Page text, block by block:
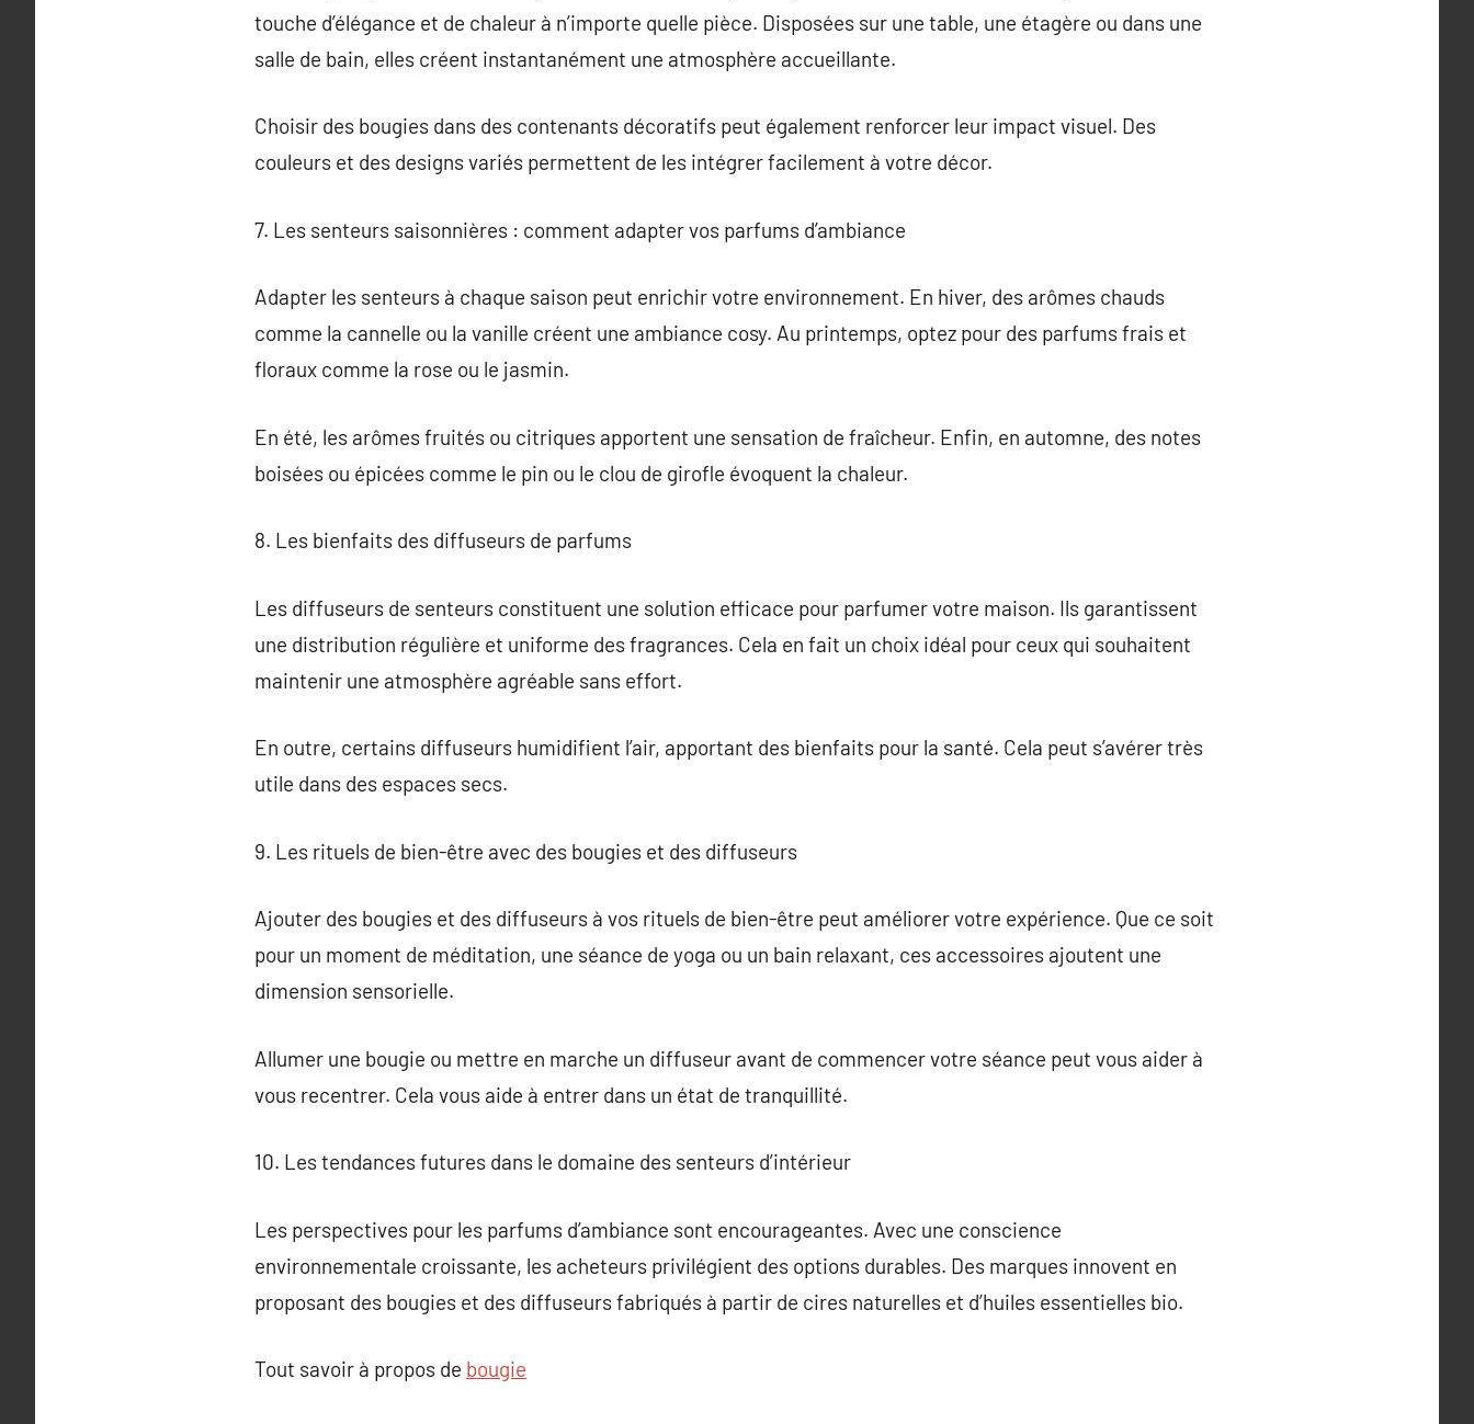
touche d’élégance et de chaleur à n’importe quelle pièce. Disposées sur une table, une étagère ou dans une
salle de bain, elles créent instantanément une atmosphère accueillante.
Choisir des bougies dans des contenants décoratifs peut également renforcer leur impact visuel. Des
couleurs et des designs variés permettent de les intégrer facilement à votre décor.
7. Les senteurs saisonnières : comment adapter vos parfums d’ambiance
Adapter les senteurs à chaque saison peut enrichir votre environnement. En hiver, des arômes chauds
comme la cannelle ou la vanille créent une ambiance cosy. Au printemps, optez pour des parfums frais et
floraux comme la rose ou le jasmin.
En été, les arômes fruités ou citriques apportent une sensation de fraîcheur. Enfin, en automne, des notes
boisées ou épicées comme le pin ou le clou de girofle évoquent la chaleur.
8. Les bienfaits des diffuseurs de parfums
Les diffuseurs de senteurs constituent une solution efficace pour parfumer votre maison. Ils garantissent
une distribution régulière et uniforme des fragrances. Cela en fait un choix idéal pour ceux qui souhaitent
maintenir une atmosphère agréable sans effort.
En outre, certains diffuseurs humidifient l’air, apportant des bienfaits pour la santé. Cela peut s’avérer très
utile dans des espaces secs.
9. Les rituels de bien-être avec des bougies et des diffuseurs
Ajouter des bougies et des diffuseurs à vos rituels de bien-être peut améliorer votre expérience. Que ce soit
pour un moment de méditation, une séance de yoga ou un bain relaxant, ces accessoires ajoutent une
dimension sensorielle.
Allumer une bougie ou mettre en marche un diffuseur avant de commencer votre séance peut vous aider à
vous recentrer. Cela vous aide à entrer dans un état de tranquillité.
10. Les tendances futures dans le domaine des senteurs d’intérieur
Les perspectives pour les parfums d’ambiance sont encourageantes. Avec une conscience
environnementale croissante, les acheteurs privilégient des options durables. Des marques innovent en
proposant des bougies et des diffuseurs fabriqués à partir de cires naturelles et d’huiles essentielles bio.
Tout savoir à propos de bougie